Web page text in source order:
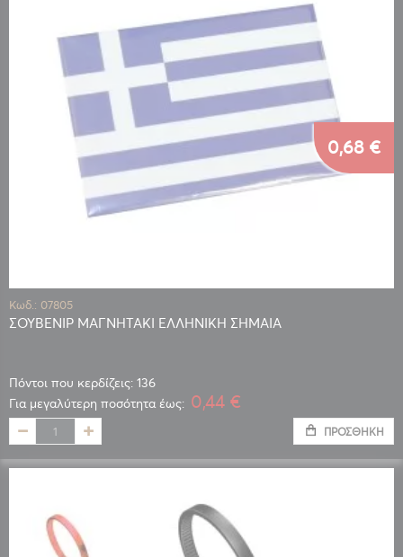
Κωδ.: 07805
ΣΟΥΒΕΝΙΡ ΜΑΓΝΗΤΑΚΙ ΕΛΛΗΝΙΚΗ ΣΗΜΑΙΑ
Πόντοι που κερδίζεις: 136
0,68 €
Για μεγαλύτερη ποσότητα έως: 0,44 €
ΠΡΟΣΘΉΚΗ